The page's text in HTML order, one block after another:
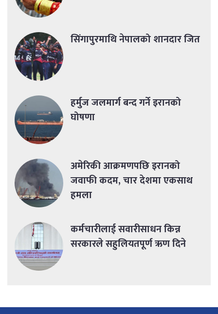
सिंगापुरमाथि नेपालको शानदार जित
हर्मुज जलमार्ग बन्द गर्ने इरानको
घोषणा
अमेरिकी आक्रमणपछि इरानको
जवाफी कदम, चार देशमा एकसाथ
हमला
कर्मचारीलाई सवारीसाधन किन्न
सरकारले सहुलियतपूर्ण ऋण दिने